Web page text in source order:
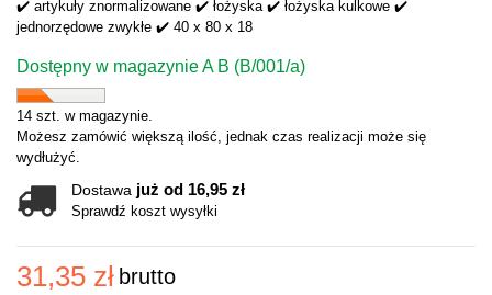
✔️ artykuły znormalizowane ✔️ łożyska ✔️ łożyska kulkowe ✔️
jednorzędowe zwykłe ✔️ 40 x 80 x 18
Dostępny w magazynie A B (B/001/a)
14 szt. w magazynie.
Możesz zamówić większą ilość, jednak czas realizacji może się
wydłużyć.
Dostawa już od 16,95 zł
Sprawdź koszt wysyłki
31,35 zł brutto